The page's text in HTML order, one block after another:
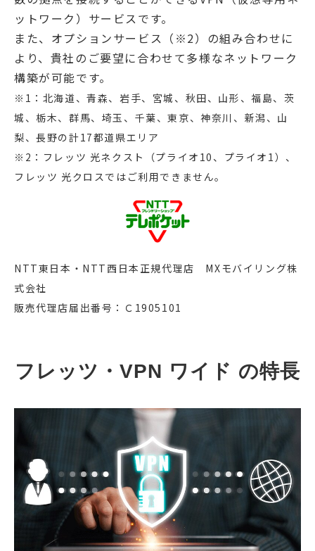
ットワーク）サービスです。
また、オプションサービス（※2）の組み合わせに
より、貴社のご要望に合わせて多様なネットワーク
構築が可能です。
※1：北海道、青森、岩手、宮城、秋田、山形、福島、茨
城、栃木、群馬、埼玉、千葉、東京、神奈川、新潟、山
梨、長野の計17都道県エリア
※2：フレッツ 光ネクスト（プライオ10、プライオ1）、
フレッツ 光クロスではご利用できません。
NTT東日本・NTT西日本正規代理店 MXモバイリング株
式会社
販売代理店届出番号：Ｃ1905101
フレッツ・VPN ワイド の特長